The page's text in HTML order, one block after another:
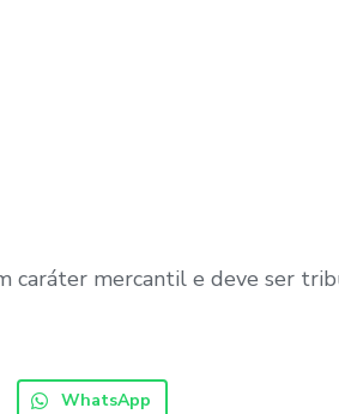
caráter mercantil e deve ser
WhatsApp